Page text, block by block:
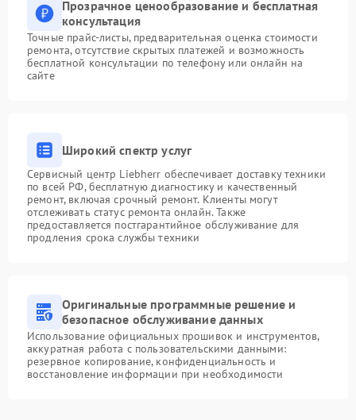
Прозрачное ценообразование и бесплатная
консультация
Точные прайс-листы, предварительная оценка стоимости
ремонта, отсутствие скрытых платежей и возможность
бесплатной консультации по телефону или онлайн на
сайте
Широкий спектр услуг
Сервисный центр Liebherr обеспечивает доставку техники
по всей РФ, бесплатную диагностику и качественный
ремонт, включая срочный ремонт. Клиенты могут
отслеживать статус ремонта онлайн. Также
предоставляется постгарантийное обслуживание для
продления срока службы техники
Оригинальные программные решение и
безопасное обслуживание данных
Использование официальных прошивок и инструментов,
аккуратная работа с пользовательскими данными:
резервное копирование, конфиденциальность и
восстановление информации при необходимости